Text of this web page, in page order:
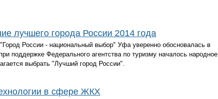
лучшего города России 2014 года
России - национальный выбор" Уфа уверенно обосновалась в
поддержке Федерального агентства по туризму началось народное
выбрать "Лучший город России".
в сфере ЖКХ